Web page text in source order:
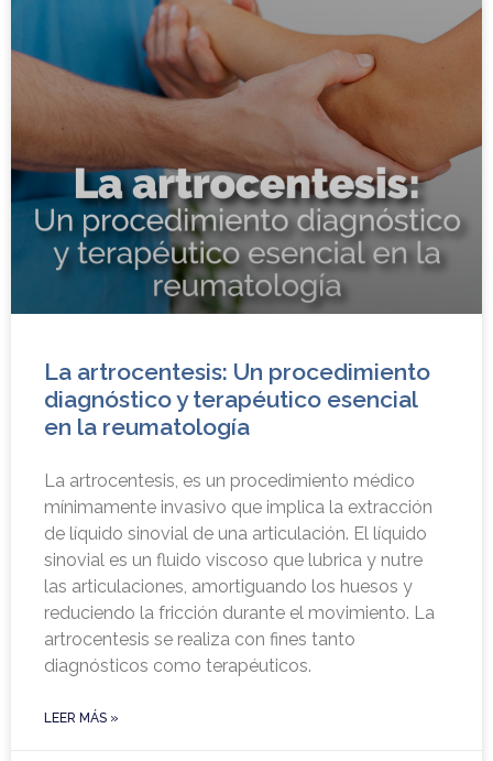
La artrocentesis: Un procedimiento
diagnóstico y terapéutico esencial
en la reumatología
La artrocentesis, es un procedimiento médico
mínimamente invasivo que implica la extracción
de líquido sinovial de una articulación. El líquido
sinovial es un fluido viscoso que lubrica y nutre
las articulaciones, amortiguando los huesos y
reduciendo la fricción durante el movimiento. La
artrocentesis se realiza con fines tanto
diagnósticos como terapéuticos.
LEER MÁS »